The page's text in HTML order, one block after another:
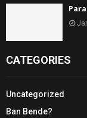
CATEGORIES
Uncategorized
Ban Bende?